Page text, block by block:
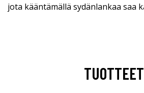
jota kääntämällä sydänlankaa saa
TUOTTEET